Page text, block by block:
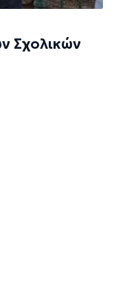
Σχολικών